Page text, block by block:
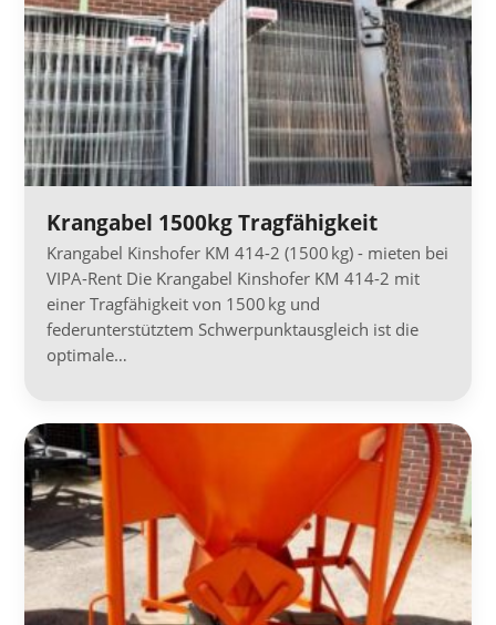
Krangabel 1500kg Tragfähigkeit
Krangabel Kinshofer KM 414-2 (1500 kg) - mieten bei
VIPA-Rent Die Krangabel Kinshofer KM 414-2 mit
einer Tragfähigkeit von 1500 kg und
federunterstütztem Schwerpunktausgleich ist die
optimale…